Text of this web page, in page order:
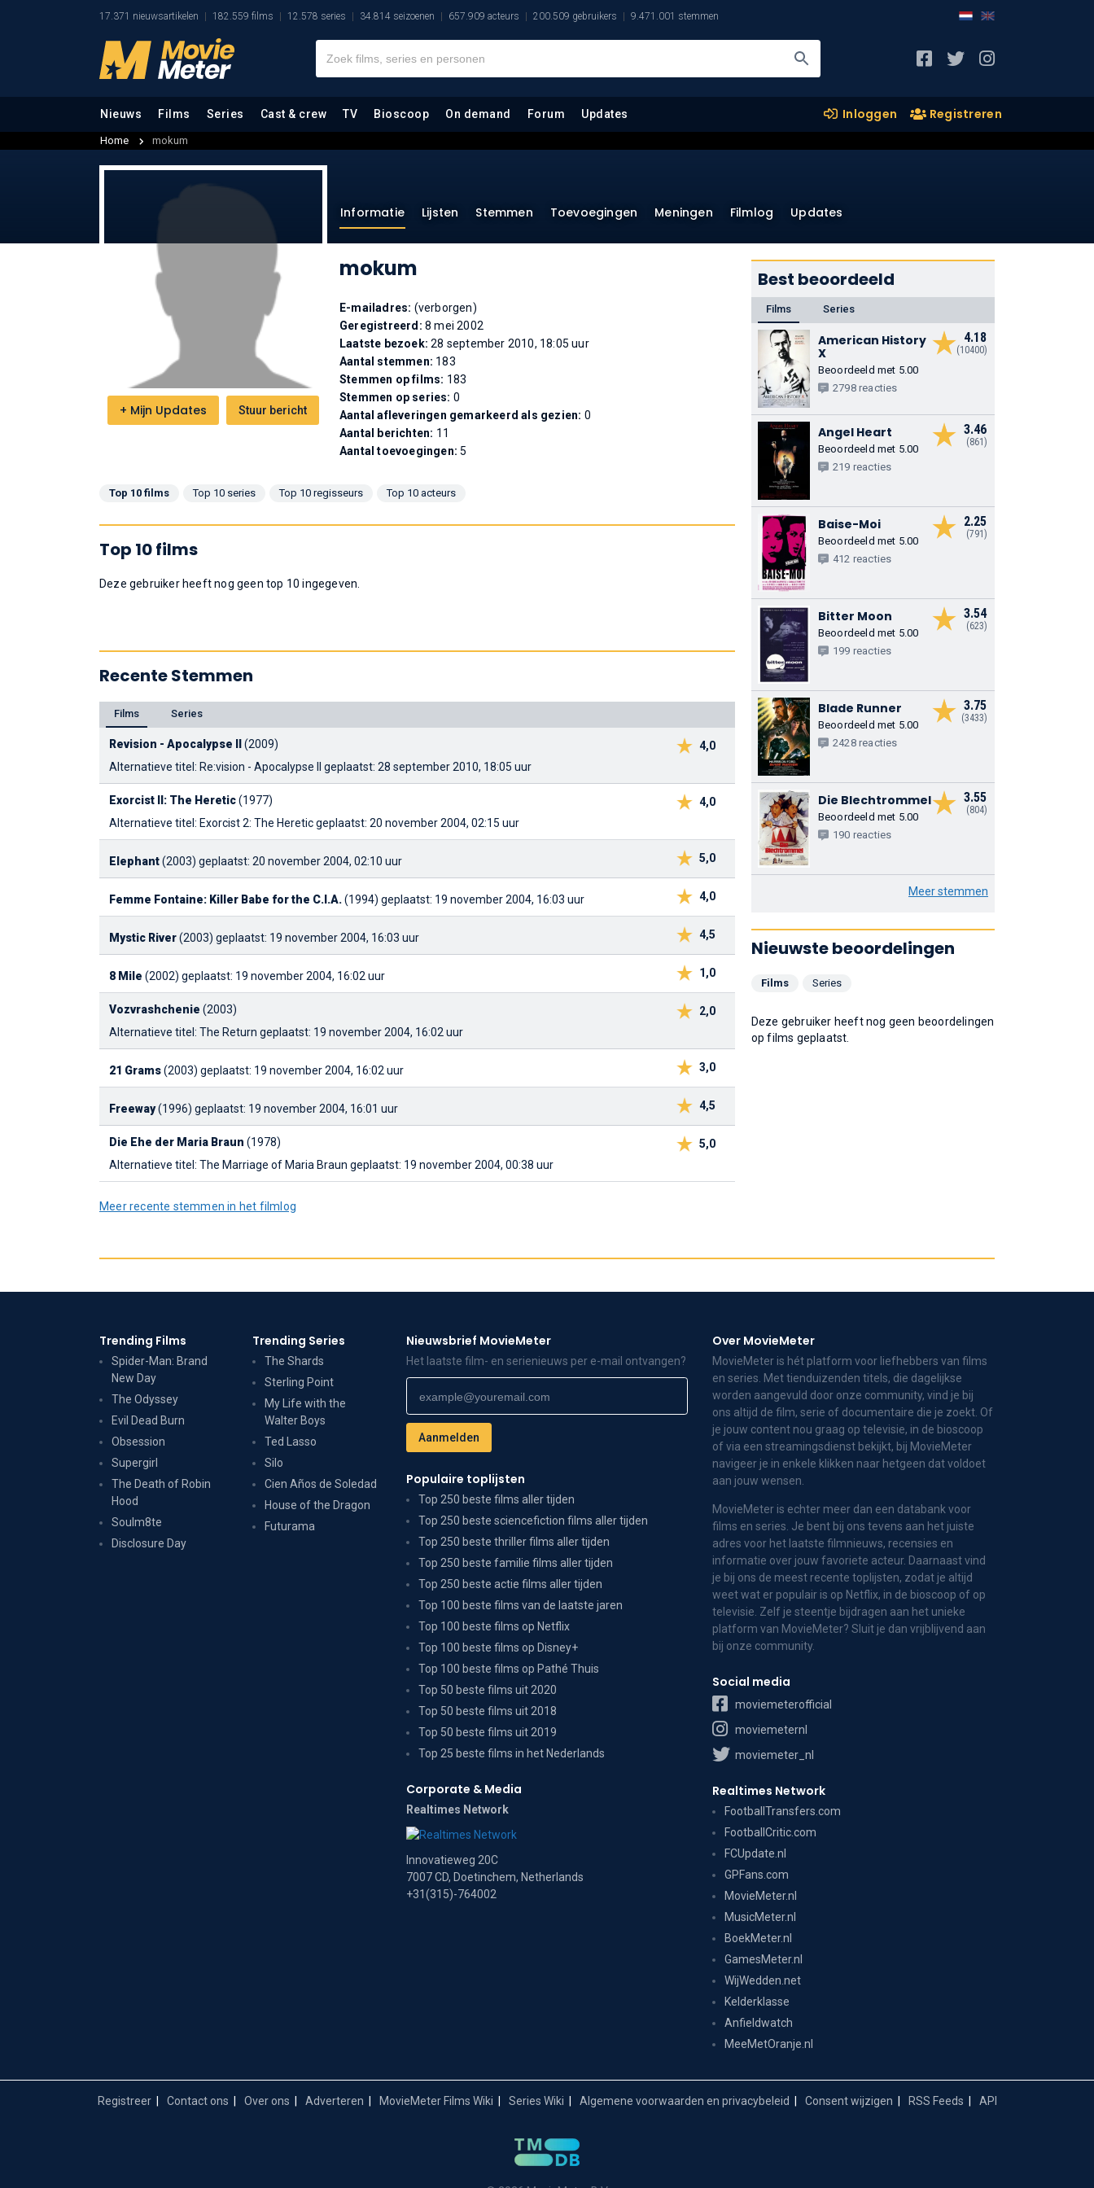
17.371 nieuwsartikelen 182.559 films 12.578 series 34.814 seizoenen 657.909 acteurs 200.509 gebruikers 9.471.001 stemmen
Nieuws Films Series Cast & crew TV Bioscoop On demand Forum Updates Inloggen Registreren
Home mokum
+ Mijn Updates Stuur bericht
Informatie Lijsten Stemmen Toevoegingen Meningen Filmlog Updates
mokum
E-mailadres: (verborgen)
Geregistreerd: 8 mei 2002
Laatste bezoek:28 september 2010, 18:05 uur
Aantal stemmen: 183
Stemmen op films: 183
Stemmen op series: 0
Aantal afleveringen gemarkeerd als gezien: 0
Aantal berichten: 11
Aantal toevoegingen:5
Top 10 films Top 10 series Top 10 regisseurs Top 10 acteurs
Top 10 films
Deze gebruiker heeft nog geen top 10 ingegeven.
Recente Stemmen
Films Series
4,0
Revision - Apocalypse II(2009)
Alternatieve titel: Re:vision - Apocalypse II geplaatst: 28 september 2010, 18:05 uur
4,0
Exorcist II: The Heretic(1977)
Alternatieve titel: Exorcist 2: The Hereticgeplaatst: 20 november 2004, 02:15 uur
5,0
Elephant(2003) geplaatst: 20 november 2004, 02:10 uur
4,0
Femme Fontaine: Killer Babe for the C.I.A.(1994) geplaatst: 19 november 2004, 16:03 uur
4,5
Mystic River(2003) geplaatst: 19 november 2004, 16:03 uur
1,0
8 Mile (2002) geplaatst: 19 november 2004, 16:02 uur
2,0
Vozvrashchenie (2003)
Alternatieve titel: The Return geplaatst: 19 november 2004, 16:02 uur
3,0
21 Grams(2003) geplaatst: 19 november 2004, 16:02 uur
4,5
Freeway(1996) geplaatst: 19 november 2004, 16:01 uur
5,0
Die Ehe der Maria Braun (1978)
Alternatieve titel: The Marriage of Maria Braun geplaatst: 19 november 2004, 00:38 uur
Meer recente stemmen in het filmlog
Best beoordeeld
Films Series
4.18
(10400)
American History
X
Beoordeeld met 5.00
2798 reacties
3.46
(861)
Angel Heart
Beoordeeld met 5.00
219 reacties
2.25
(791)
Baise-Moi
Beoordeeld met 5.00
412 reacties
3.54
(623)
Bitter Moon
Beoordeeld met 5.00
199 reacties
3.75
(3433)
Blade Runner
Beoordeeld met 5.00
2428 reacties
3.55
(804)
Die Blechtrommel
Beoordeeld met 5.00
190 reacties
Meer stemmen
Nieuwste beoordelingen
Films Series
Deze gebruiker heeft nog geen beoordelingen
op films geplaatst.
Trending Films
Spider-Man: Brand
New Day
The Odyssey
Evil Dead Burn
Obsession
Supergirl
The Death of Robin
Hood
Soulm8te
Disclosure Day
Trending Series
The Shards
Sterling Point
My Life with the
Walter Boys
Ted Lasso
Silo
Cien Años de Soledad
House of the Dragon
Futurama
Nieuwsbrief MovieMeter
Het laatste film- en serienieuws per e-mail ontvangen?
Populaire toplijsten
Top 250 beste films aller tijden
Top 250 beste sciencefiction films aller tijden
Top 250 beste thriller films aller tijden
Top 250 beste familie films aller tijden
Top 250 beste actie films aller tijden
Top 100 beste films van de laatste jaren
Top 100 beste films op Netflix
Top 100 beste films op Disney+
Top 100 beste films op Pathé Thuis
Top 50 beste films uit 2020
Top 50 beste films uit 2018
Top 50 beste films uit 2019
Top 25 beste films in het Nederlands
Corporate & Media
Realtimes Network
Innovatieweg 20C
7007 CD, Doetinchem, Netherlands
+31(315)-764002
Over MovieMeter
MovieMeter is hét platform voor liefhebbers van films
en series. Met tienduizenden titels, die dagelijkse
worden aangevuld door onze community, vind je bij
ons altijd de film, serie of documentaire die je zoekt. Of
je jouw content nou graag op televisie, in de bioscoop
of via een streamingsdienst bekijkt, bij MovieMeter
navigeer je in enkele klikken naar hetgeen dat voldoet
aan jouw wensen.
MovieMeter is echter meer dan een databank voor
films en series. Je bent bij ons tevens aan het juiste
adres voor het laatste filmnieuws, recensies en
informatie over jouw favoriete acteur. Daarnaast vind
je bij ons de meest recente toplijsten, zodat je altijd
weet wat er populair is op Netflix, in de bioscoop of op
televisie. Zelf je steentje bijdragen aan het unieke
platform van MovieMeter? Sluit je dan vrijblijvend aan
bij onze community.
Social media
moviemeterofficial
moviemeternl
moviemeter_nl
Realtimes Network
FootballTransfers.com
FootballCritic.com
FCUpdate.nl
GPFans.com
MovieMeter.nl
MusicMeter.nl
BoekMeter.nl
GamesMeter.nl
WijWedden.net
Kelderklasse
Anfieldwatch
MeeMetOranje.nl
Registreer Contact ons Over ons Adverteren MovieMeter Films Wiki Series Wiki Algemene voorwaarden en privacybeleid Consent wijzigen RSS Feeds API